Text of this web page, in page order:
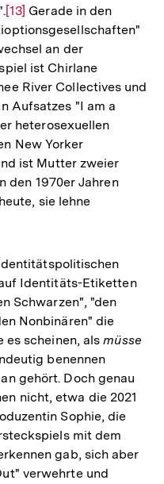
Zur
Auflösung
der
Fußnote
[13] Gerade in den
an der
ist Chirlane
River Collectives und
Aufsatzes "I am a
heterosexuellen
New Yorker
ist Mutter zweier
den 1970er Jahren
sie lehne
Identitäts-Etiketten
Schwarzen", "den
Nonbinären" die
es scheinen, alsmüsse
benennen
gehört. Doch genau
nicht, etwa die 2021
Sophie, die
mit dem
gab, sich aber
verwehrte und